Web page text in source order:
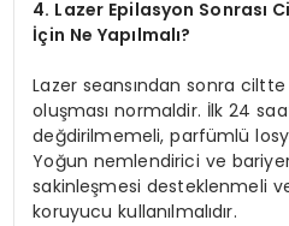
4. Lazer Epilasyon Sonrası
İçin Ne Yapılmalı?
Lazer seansından sonra
oluşması normaldir. İlk 24
değdirilmemeli, parfümlü
Yoğun nemlendirici ve
sakinleşmesi desteklenmeli
koruyucu kullanılmalıdır.